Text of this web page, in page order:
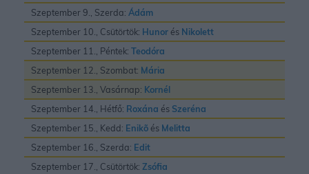
Szeptember 9., Szerda: Ádám
Szeptember 10., Csütörtök: Hunor és Nikolett
Szeptember 11., Péntek: Teodóra
Szeptember 12., Szombat: Mária
Szeptember 13., Vasárnap: Kornél
Szeptember 14., Hétfő: Roxána és Szeréna
Szeptember 15., Kedd: Enikõ és Melitta
Szeptember 16., Szerda: Edit
Szeptember 17., Csütörtök: Zsófia